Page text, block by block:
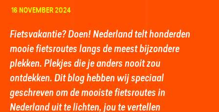
16 NOVEMBER 2024
Fietsvakantie? Doen! Nederland telt honderden
mooie fietsroutes langs de meest bijzondere
plekken. Plekjes die je anders nooit zou
ontdekken. Dit blog hebben wij speciaal
geschreven om de mooiste fietsroutes in
Nederland uit te lichten, jou te vertellen